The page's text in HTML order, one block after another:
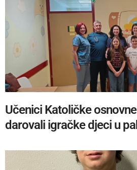
Učenici Katoličke
darovali igračke djeci u